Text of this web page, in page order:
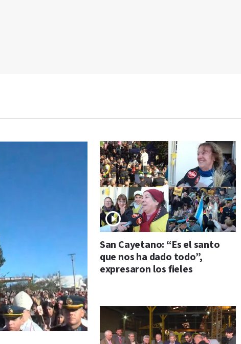
San Cayetano: “Es el santo
que nos ha dado todo”,
expresaron los fieles